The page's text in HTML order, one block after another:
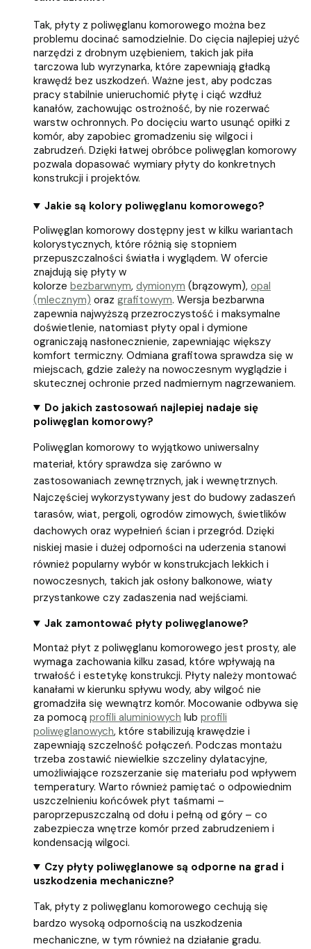
Tak, płyty z poliwęglanu komorowego można bez
problemu docinać samodzielnie. Do cięcia najlepiej użyć
narzędzi z drobnym uzębieniem, takich jak piła
tarczowa lub wyrzynarka, które zapewniają gładką
krawędź bez uszkodzeń. Ważne jest, aby podczas
pracy stabilnie unieruchomić płytę i ciąć wzdłuż
kanałów, zachowując ostrożność, by nie rozerwać
warstw ochronnych. Po docięciu warto usunąć opiłki z
komór, aby zapobiec gromadzeniu się wilgoci i
zabrudzeń. Dzięki łatwej obróbce poliwęglan komorowy
pozwala dopasować wymiary płyty do konkretnych
konstrukcji i projektów.
Jakie są kolory poliwęglanu komorowego?
Poliwęglan komorowy dostępny jest w kilku wariantach
kolorystycznych, które różnią się stopniem
przepuszczalności światła i wyglądem. W ofercie
znajdują się płyty w
kolorze bezbarwnym, dymionym (brązowym), opal
(mlecznym) oraz grafitowym. Wersja bezbarwna
zapewnia najwyższą przezroczystość i maksymalne
doświetlenie, natomiast płyty opal i dymione
ograniczają nasłonecznienie, zapewniając większy
komfort termiczny. Odmiana grafitowa sprawdza się w
miejscach, gdzie zależy na nowoczesnym wyglądzie i
skutecznej ochronie przed nadmiernym nagrzewaniem.
Do jakich zastosowań najlepiej nadaje się
poliwęglan komorowy?
Poliwęglan komorowy to wyjątkowo uniwersalny
materiał, który sprawdza się zarówno w
zastosowaniach zewnętrznych, jak i wewnętrznych.
Najczęściej wykorzystywany jest do budowy zadaszeń
tarasów, wiat, pergoli, ogrodów zimowych, świetlików
dachowych oraz wypełnień ścian i przegród. Dzięki
niskiej masie i dużej odporności na uderzenia stanowi
również popularny wybór w konstrukcjach lekkich i
nowoczesnych, takich jak osłony balkonowe, wiaty
przystankowe czy zadaszenia nad wejściami.
Jak zamontować płyty poliwęglanowe?
Montaż płyt z poliwęglanu komorowego jest prosty, ale
wymaga zachowania kilku zasad, które wpływają na
trwałość i estetykę konstrukcji. Płyty należy montować
kanałami w kierunku spływu wody, aby wilgoć nie
gromadziła się wewnątrz komór. Mocowanie odbywa się
za pomocą profili aluminiowych lub profili
poliwęglanowych, które stabilizują krawędzie i
zapewniają szczelność połączeń. Podczas montażu
trzeba zostawić niewielkie szczeliny dylatacyjne,
umożliwiające rozszerzanie się materiału pod wpływem
temperatury. Warto również pamiętać o odpowiednim
uszczelnieniu końcówek płyt taśmami –
paroprzepuszczalną od dołu i pełną od góry – co
zabezpiecza wnętrze komór przed zabrudzeniem i
kondensacją wilgoci.
Czy płyty poliwęglanowe są odporne na grad i
uszkodzenia mechaniczne?
Tak, płyty z poliwęglanu komorowego cechują się
bardzo wysoką odpornością na uszkodzenia
mechaniczne, w tym również na działanie gradu.